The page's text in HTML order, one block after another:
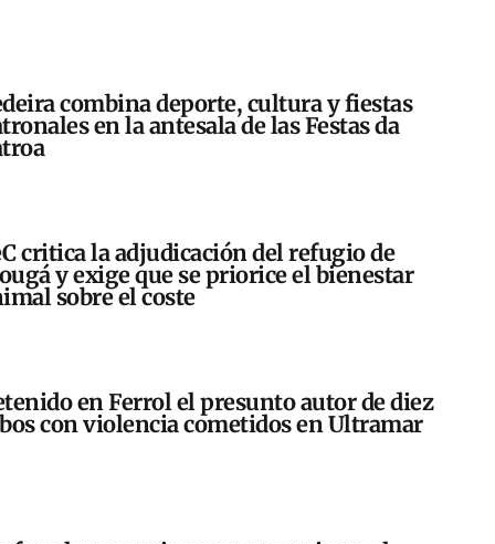
combina deporte, cultura y fiestas
en la antesala de las Festas da
critica la adjudicación del refugio de
y exige que se priorice el bienestar
sobre el coste
en Ferrol el presunto autor de diez
con violencia cometidos en Ultramar